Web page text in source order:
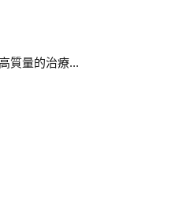
質量的治療...